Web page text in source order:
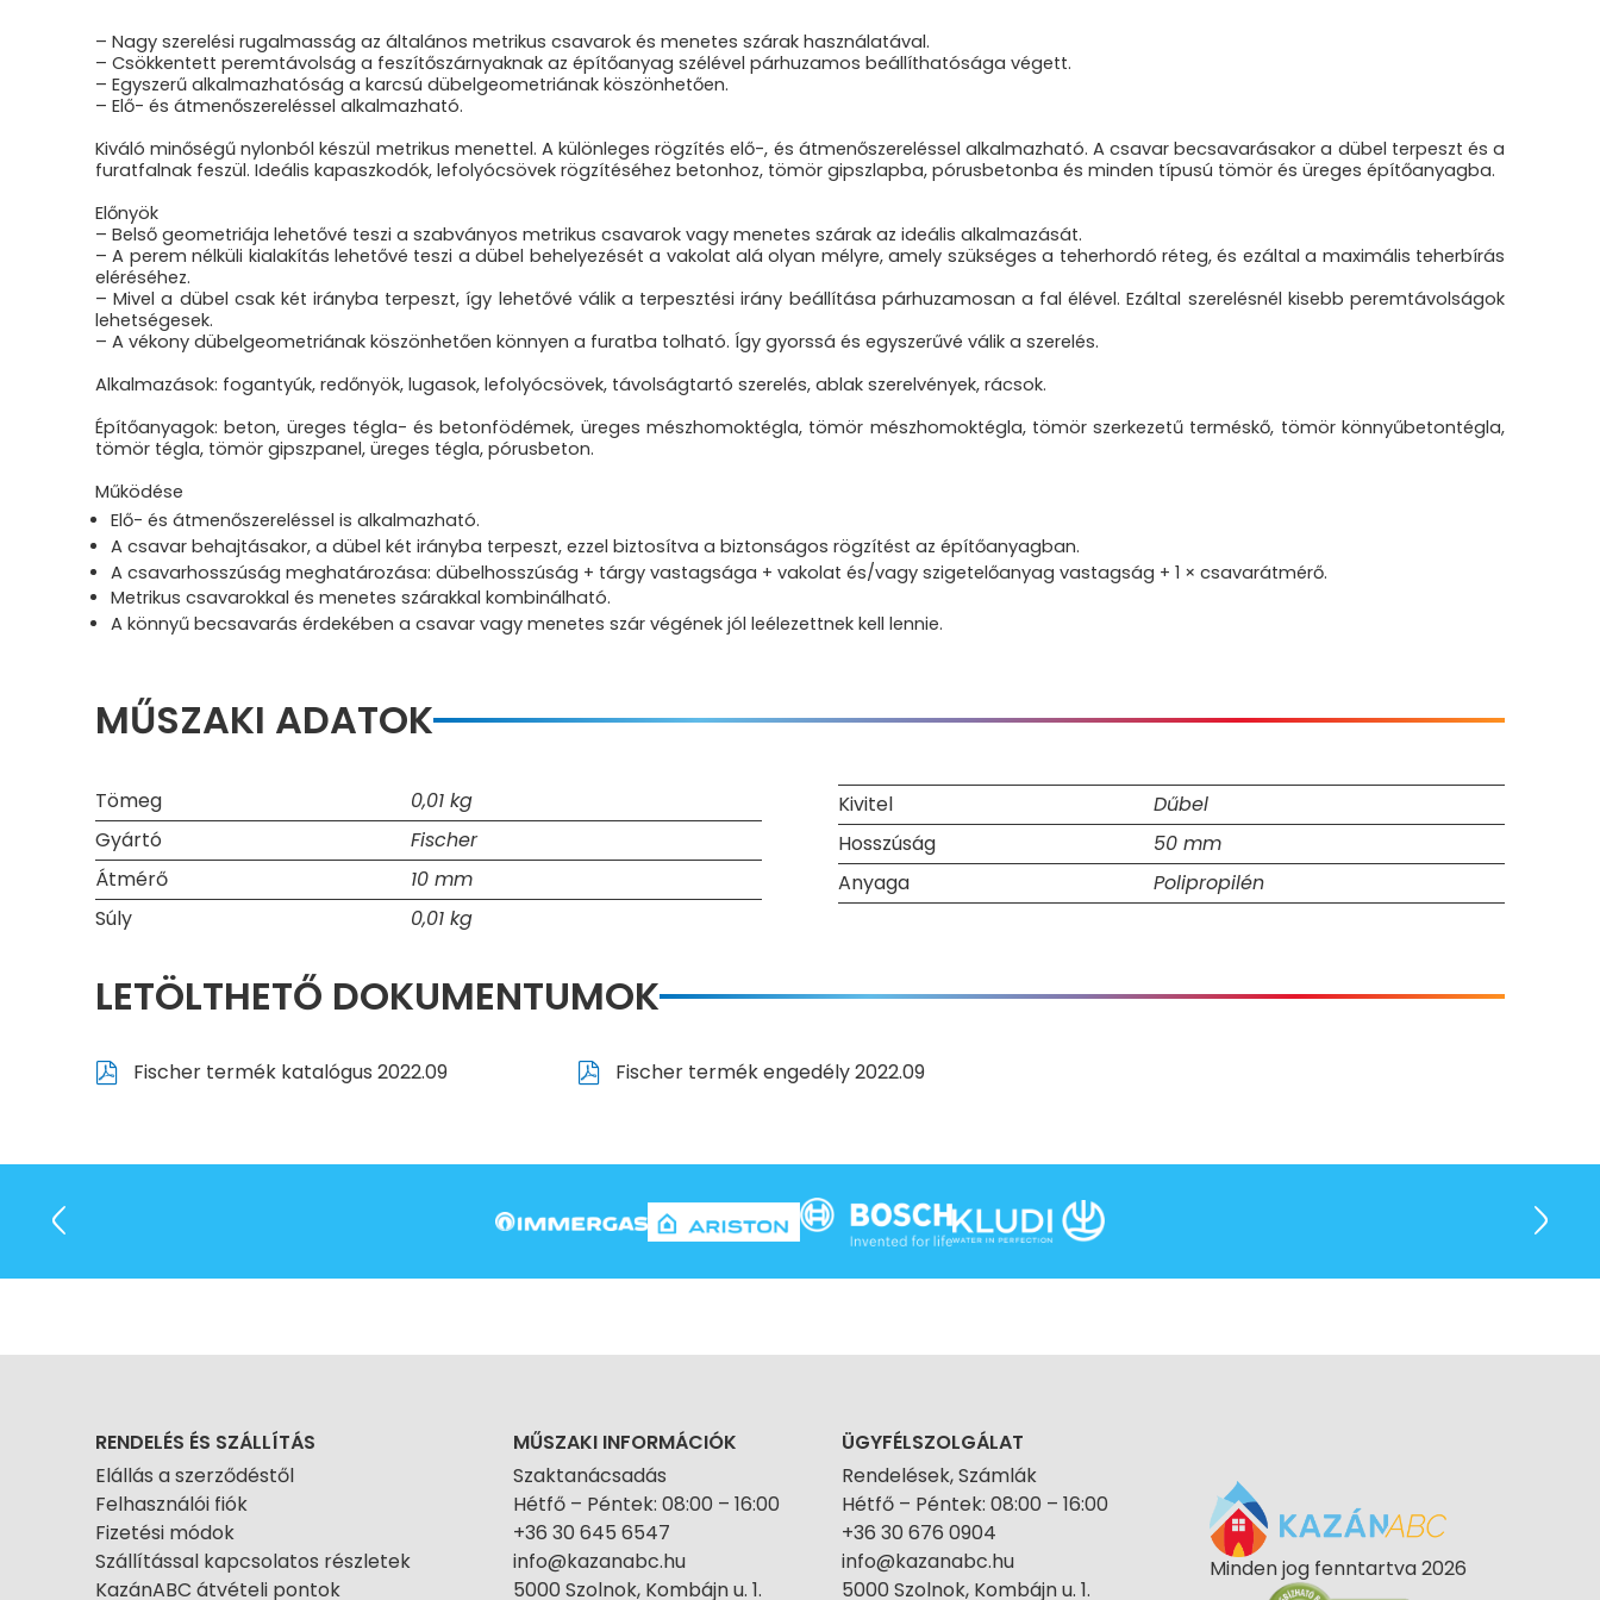
– Nagy szerelési rugalmasság az általános metrikus csavarok és menetes szárak használatával.
– Csökkentett peremtávolság a feszítőszárnyaknak az építőanyag szélével párhuzamos beállíthatósága végett.
– Egyszerű alkalmazhatóság a karcsú dübelgeometriának köszönhetően.
– Elő- és átmenőszereléssel alkalmazható.
Kiváló minőségű nylonból készül metrikus menettel. A különleges rögzítés elő-, és átmenőszereléssel alkalmazható. A csavar becsavarásakor a dübel terpeszt és a
furatfalnak feszül. Ideális kapaszkodók, lefolyócsövek rögzítéséhez betonhoz, tömör gipszlapba, pórusbetonba és minden típusú tömör és üreges építőanyagba.
Előnyök
– Belső geometriája lehetővé teszi a szabványos metrikus csavarok vagy menetes szárak az ideális alkalmazását.
– A perem nélküli kialakítás lehetővé teszi a dübel behelyezését a vakolat alá olyan mélyre, amely szükséges a teherhordó réteg, és ezáltal a maximális teherbírás
eléréséhez.
– Mivel a dübel csak két irányba terpeszt, így lehetővé válik a terpesztési irány beállítása párhuzamosan a fal élével. Ezáltal szerelésnél kisebb peremtávolságok
lehetségesek.
– A vékony dübelgeometriának köszönhetően könnyen a furatba tolható. Így gyorssá és egyszerűvé válik a szerelés.
Alkalmazások: fogantyúk, redőnyök, lugasok, lefolyócsövek, távolságtartó szerelés, ablak szerelvények, rácsok.
Építőanyagok: beton, üreges tégla- és betonfödémek, üreges mészhomoktégla, tömör mészhomoktégla, tömör szerkezetű terméskő, tömör könnyűbetontégla,
tömör tégla, tömör gipszpanel, üreges tégla, pórusbeton.
Működése
Elő- és átmenőszereléssel is alkalmazható.
A csavar behajtásakor, a dübel két irányba terpeszt, ezzel biztosítva a biztonságos rögzítést az építőanyagban.
A csavarhosszúság meghatározása: dübelhosszúság + tárgy vastagsága + vakolat és/vagy szigetelőanyag vastagság + 1 × csavarátmérő.
Metrikus csavarokkal és menetes szárakkal kombinálható.
A könnyű becsavarás érdekében a csavar vagy menetes szár végének jól leélezettnek kell lennie.
MŰSZAKI ADATOK
Tömeg
0,01 kg
Gyártó
Fischer
Átmérő
10 mm
Súly
0,01 kg
Kivitel
Dűbel
Hosszúság
50 mm
Anyaga
Polipropilén
LETÖLTHETŐ DOKUMENTUMOK
Fischer termék katalógus 2022.09 Fischer termék engedély 2022.09
RENDELÉS ÉS SZÁLLÍTÁS
Elállás a szerződéstől
Felhasználói fiók
Fizetési módok
Szállítással kapcsolatos részletek
KazánABC átvételi pontok
MŰSZAKI INFORMÁCIÓK
Szaktanácsadás
Hétfő – Péntek: 08:00 – 16:00
+36 30 645 6547
info@kazanabc.hu
5000 Szolnok, Kombájn u. 1.
ÜGYFÉLSZOLGÁLAT
Rendelések, Számlák
Hétfő – Péntek: 08:00 – 16:00
+36 30 676 0904
info@kazanabc.hu
5000 Szolnok, Kombájn u. 1.
Minden jog fenntartva 2026